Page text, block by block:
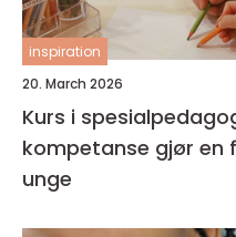
inspiration
20. March 2026
Kurs i spesialpedagogikk
kompetanse gjør en
unge